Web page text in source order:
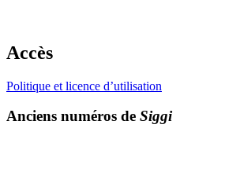
Accès
Politique et licence d’utilisation
Anciens numéros de Siggi